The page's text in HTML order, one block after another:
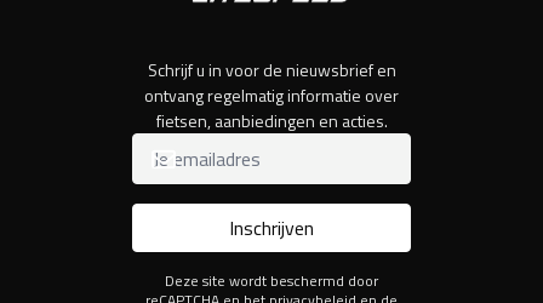
Schrijf u in voor de nieuwsbrief en
ontvang regelmatig informatie over
fietsen, aanbiedingen en acties.
Inschrijven
Deze site wordt beschermd door